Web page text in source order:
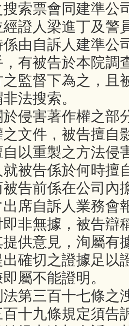
索票會同建準公
經證人梁進丁及警
係由自訴人建準公
，有被告於本院調
監督下為之，且
法搜索。
於侵害著作權之部
文件，被告擅自
以重製之方法侵
就被告係於何時擅
告前係在公司內
席自訴人業務會
即非無據，被告辯
供意見，洵屬有
確切之證據足以
屬不能證明。
法第三百十七條之
十九條規定須告